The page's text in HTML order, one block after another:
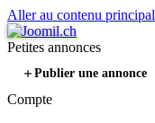
Aller au contenu principal
Petites annonces
Publier une annonce
Compte